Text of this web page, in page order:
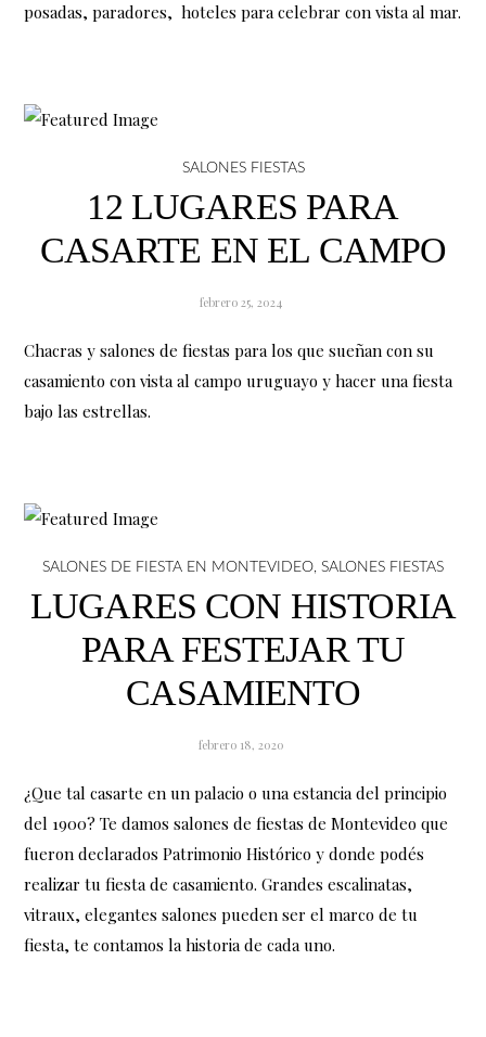
posadas, paradores, hoteles para celebrar con vista al mar.
SALONES FIESTAS
12 LUGARES PARA
CASARTE EN EL CAMPO
febrero 25, 2024
Chacras y salones de fiestas para los que sueñan con su
casamiento con vista al campo uruguayo y hacer una fiesta
bajo las estrellas.
SALONES DE FIESTA EN MONTEVIDEO, SALONES FIESTAS
LUGARES CON HISTORIA
PARA FESTEJAR TU
CASAMIENTO
febrero 18, 2020
¿Que tal casarte en un palacio o una estancia del principio
del 1900? Te damos salones de fiestas de Montevideo que
fueron declarados Patrimonio Histórico y donde podés
realizar tu fiesta de casamiento. Grandes escalinatas,
vitraux, elegantes salones pueden ser el marco de tu
fiesta, te contamos la historia de cada uno.